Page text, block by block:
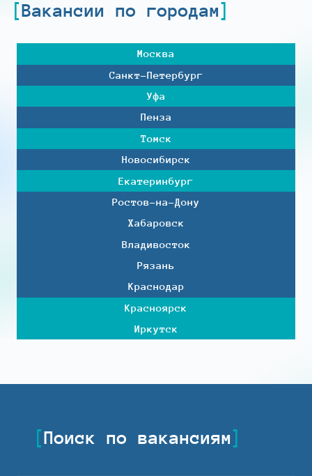
Вакансии по городам
Москва
Санкт-Петербург
Уфа
Пенза
Томск
Новосибирск
Екатеринбург
Ростов-на-Дону
Хабаровск
Владивосток
Рязань
Краснодар
Красноярск
Иркутск
Поиск по вакансиям